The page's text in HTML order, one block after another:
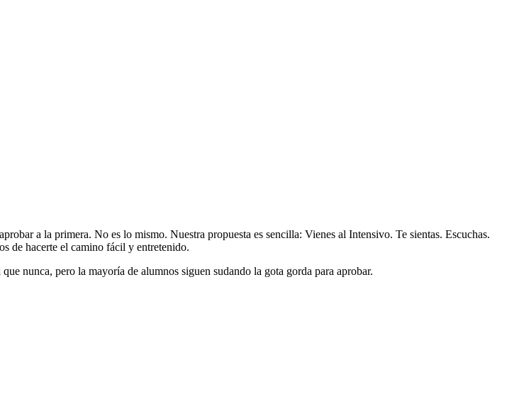
a la primera. No es lo mismo. Nuestra propuesta es sencilla: Vienes al Intensivo. Te sientas. Escuchas.
de hacerte el camino fácil y entretenido.
nunca, pero la mayoría de alumnos siguen sudando la gota gorda para aprobar.